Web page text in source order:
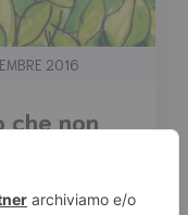
2016
che non